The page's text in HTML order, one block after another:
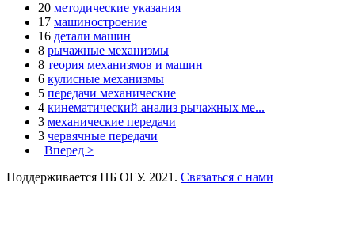
20 методические указания
17 машиностроение
16 детали машин
8 рычажные механизмы
8 теория механизмов и машин
6 кулисные механизмы
5 передачи механические
4 кинематический анализ рычажных ме...
3 механические передачи
3 червячные передачи
Вперед >
Поддерживается НБ ОГУ. 2021. Связаться с нами